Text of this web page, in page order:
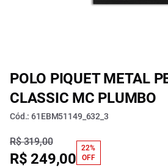
POLO PIQUET METAL
CLASSIC MC PLUMBO
Cód.: 61EBM51149_632_3
R$ 319,00
R$ 249,00
22%
OFF